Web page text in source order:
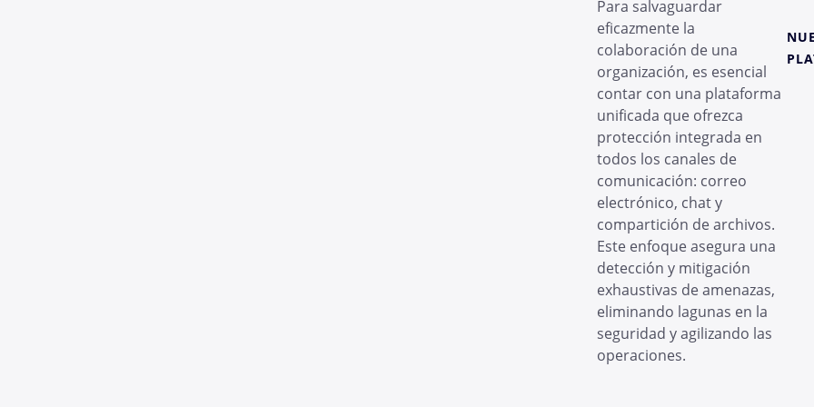
Para salvaguardar
eficazmente la
colaboración de una
organización, es esencial
contar con una plataforma
unificada que ofrezca
protección integrada en
todos los canales de
comunicación: correo
electrónico, chat y
compartición de archivos.
Este enfoque asegura una
detección y mitigación
exhaustivas de amenazas,
eliminando lagunas en la
seguridad y agilizando las
operaciones.